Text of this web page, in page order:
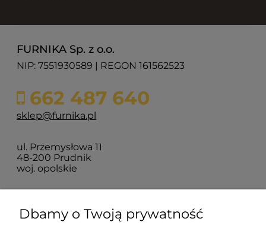
FURNIKA Sp. z o.o.
NIP: 7551930589 | REGON 161562523
662 487 640
sklep@furnika.pl
ul. Przemysłowa 11
48-200 Prudnik
woj. opolskie
Zakupy
Dbamy o Twoją prywatność